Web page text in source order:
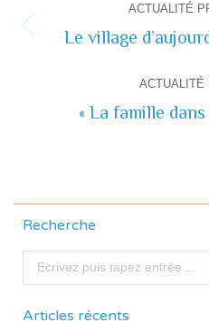
de
commentaire
ACTUALITÉ
Le village
ACTUALITÉ
« La famille
Recherche
Recherche
Articles récents